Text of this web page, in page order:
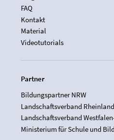
FAQ
Kontakt
Material
Videotutorials
Partner
Bildungspartner NRW
Landschaftsverband
Landschaftsverband
Ministerium für Schule und